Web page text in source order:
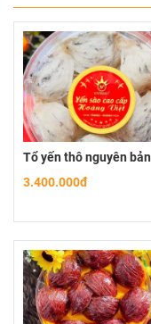
Tổ yến thô nguyên bản
3.400.000đ